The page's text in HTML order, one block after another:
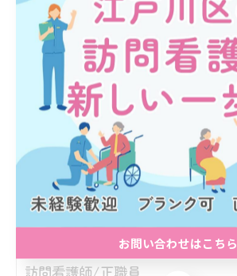
訪問看護師/正職員
お問い合わせはこちら